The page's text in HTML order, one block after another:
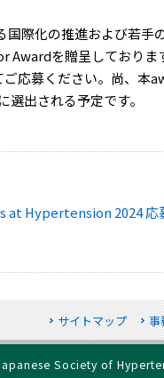
際化の推進および若手
を贈呈しておりま
応募ください。尚、本
出される予定です。
Hypertension 2024 応募
サイトマップ 事
Society of